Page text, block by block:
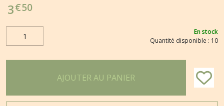
3€50
En stock
Quantité disponible : 10
AJOUTER AU PANIER